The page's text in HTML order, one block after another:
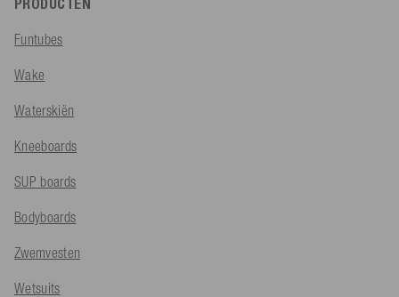
PRODUCTEN
Funtubes
Wake
Waterskiën
Kneeboards
SUP boards
Bodyboards
Zwemvesten
Wetsuits